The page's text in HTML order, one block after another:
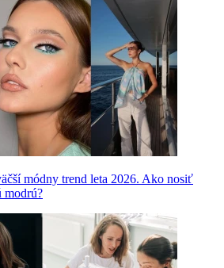
módny trend leta 2026. Ako nosiť
modrú?